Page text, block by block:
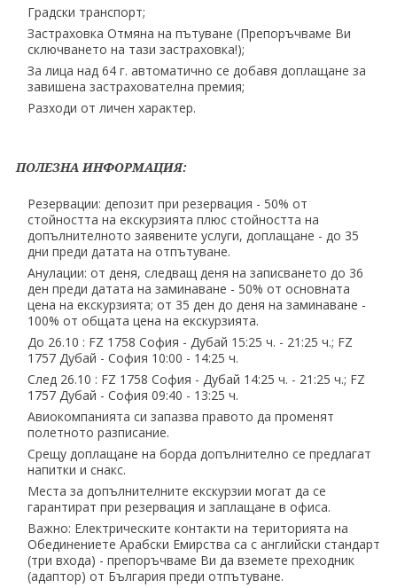
Градски транспорт;
Застраховка Отмяна на пътуване (Препоръчваме Ви
сключването на тази застраховка!);
За лица над 64 г. автоматично се добавя доплащане за
завишена застрахователна премия;
Разходи от личен характер.
ПОЛЕЗНА ИНФОРМАЦИЯ:
Резервации: депозит при резервация - 50% от
стойността на екскурзията плюс стойността на
допълнителното заявените услуги, доплащане - до 35
дни преди датата на отпътуване.
Анулации: от деня, следващ деня на записването до 36
ден преди датата на заминаване - 50% от основната
цена на екскурзията; от 35 ден до деня на заминаване -
100% от общата цена на екскурзията.
До 26.10 : FZ 1758 София - Дубай 15:25 ч. - 21:25 ч.; FZ
1757 Дубай - София 10:00 - 14:25 ч.
След 26.10 : FZ 1758 София - Дубай 14:25 ч. - 21:25 ч.; FZ
1757 Дубай - София 09:40 - 13:25 ч.
Авиокомпанията си запазва правото да променят
полетното разписание.
Срещу доплащане на борда допълнително се предлагат
напитки и снакс.
Места за допълнителните екскурзии могат да се
гарантират при резервация и заплащане в офиса.
Важно: Електрическите контакти на територията на
Обединениете Арабски Емирства са с английски стандарт
(три входа) - препоръчваме Ви да вземете преходник
(адаптор) от България преди отпътуване.